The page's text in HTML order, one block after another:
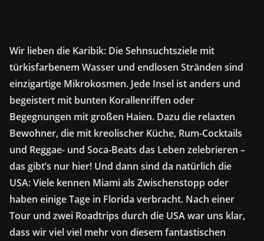
Wir lieben die Karibik: Die Sehnsuchtsziele mit
türkisfarbenem Wasser und endlosen Stränden sind
einzigartige Mikrokosmen. Jede Insel ist anders und
begeistert mit bunten Korallenriffen oder
Begegnungen mit großen Haien. Dazu die relaxten
Bewohner, die mit kreolischer Küche, Rum-Cocktails
und Reggae- und Soca-Beats das Leben zelebrieren –
das gibt’s nur hier! Und dann sind da natürlich die
USA: Viele kennen Miami als Zwischenstopp oder
haben einige Tage in Florida verbracht. Nach einer
Tour und zwei Roadtrips durch die USA war uns klar,
dass wir viel viel mehr von diesem fantastischen